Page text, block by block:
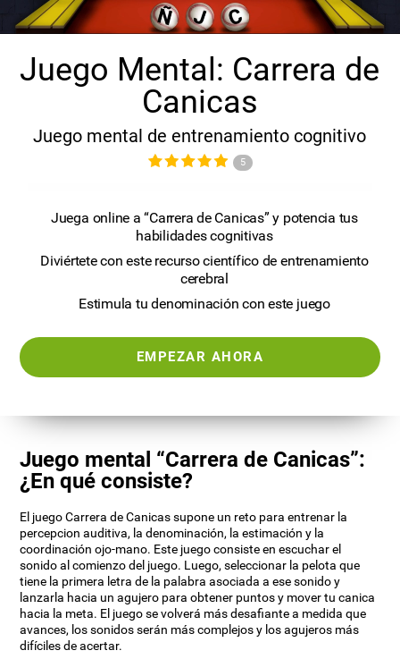
Juego Mental: Carrera de
Canicas
Juego mental de entrenamiento cognitivo
5
Juega online a “Carrera de Canicas” y potencia tus
habilidades cognitivas
Diviértete con este recurso científico de entrenamiento
cerebral
Estimula tu denominación con este juego
EMPEZAR AHORA
Juego mental “Carrera de Canicas”:
¿En qué consiste?
El juego Carrera de Canicas supone un reto para entrenar la
percepcion auditiva, la denominación, la estimación y la
coordinación ojo-mano. Este juego consiste en escuchar el
sonido al comienzo del juego. Luego, seleccionar la pelota que
tiene la primera letra de la palabra asociada a ese sonido y
lanzarla hacia un agujero para obtener puntos y mover tu canica
hacia la meta. El juego se volverá más desafiante a medida que
avances, los sonidos serán más complejos y los agujeros más
difíciles de acertar.